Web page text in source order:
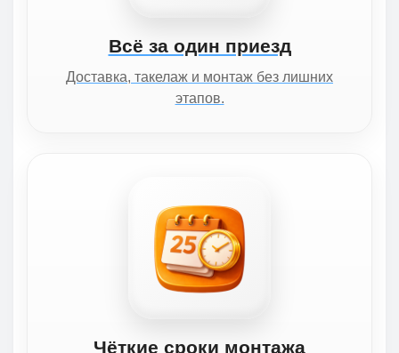
Всё за один приезд
Доставка, такелаж и монтаж без лишних
этапов.
Чёткие сроки монтажа